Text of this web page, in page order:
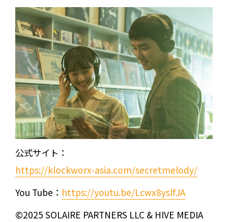
公式サイト：
https://klockworx-asia.com/secretmelody/
You Tube： https://youtu.be/Lcwx8yslfJA
©2025 SOLAIRE PARTNERS LLC & HIVE MEDIA